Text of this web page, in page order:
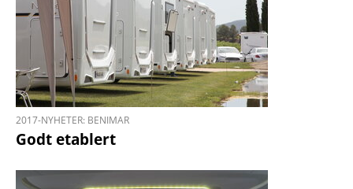
2017-NYHETER: BENIMAR
Godt etablert